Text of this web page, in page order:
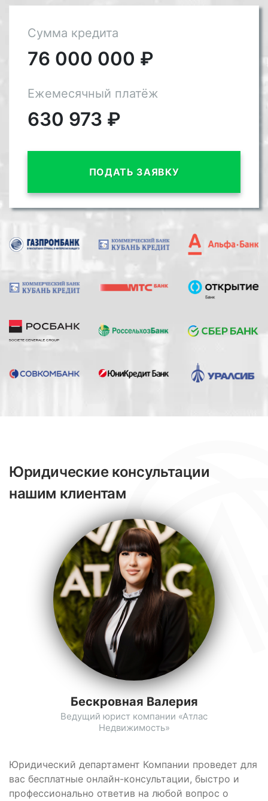
Сумма кредита
76 000 000 ₽
Ежемесячный платёж
630 973 ₽
ПОДАТЬ ЗАЯВКУ
Юридические консультации
нашим клиентам
Юридический департамент Компании проведет для
вас бесплатные онлайн-консультации, быстро и
профессионально ответив на любой вопрос о
Бескровная Валерия
Ведущий юрист компании «Атлас
Недвижимость»